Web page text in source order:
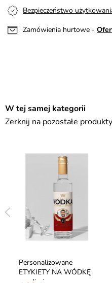
Bezpieczeństwo
Zamówienia hurtowe -
W tej samej kategorii
Zerknij na pozostałe
Personalizowane
ETYKIETY NA WÓDKĘ